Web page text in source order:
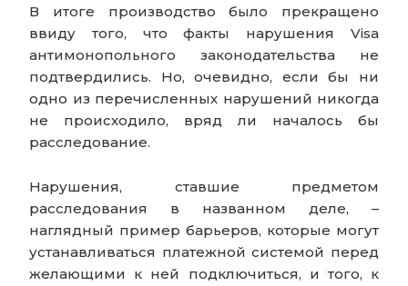
В итоге производство было прекращено
ввиду того, что факты нарушения Visa
антимонопольного законодательства не
подтвердились. Но, очевидно, если бы ни
одно из перечисленных нарушений никогда
не происходило, вряд ли началось бы
расследование.
Нарушения, ставшие предметом
расследования в названном деле, –
наглядный пример барьеров, которые могут
устанавливаться платежной системой перед
желающими к ней подключиться, и того, к